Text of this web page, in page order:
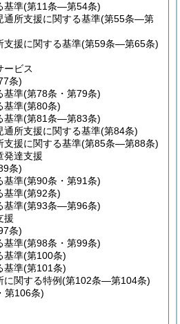
基準(第11条―第54条)
通所支援に関する基準(第55条―第
支援に関する基準(第59条―第65条)
ービス
条)
基準(第78条・第79条)
基準(第80条)
基準(第81条―第83条)
通所支援に関する基準(第84条)
支援に関する基準(第85条―第88条)
発達支援
条)
基準(第90条・第91条)
基準(第92条)
基準(第93条―第96条)
援
条)
基準(第98条・第99条)
基準(第100条)
基準(第101条)
に関する特例(第102条―第104条)
第106条)